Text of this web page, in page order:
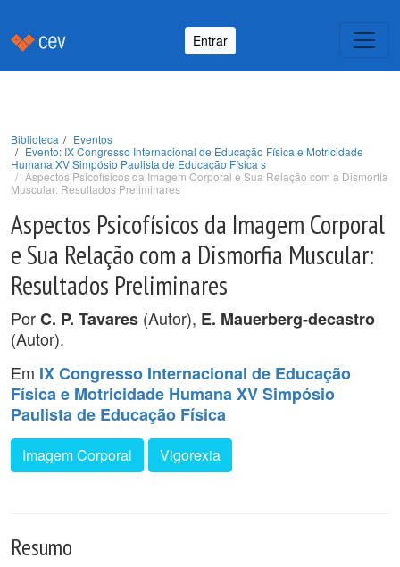
Entrar
Biblioteca
Eventos
Evento: IX Congresso Internacional de Educação Física e Motricidade
Humana XV Simpósio Paulista de Educação Física s
Aspectos Psicofísicos da Imagem Corporal e Sua Relação com a Dismorfia
Muscular: Resultados Preliminares
Aspectos Psicofísicos da Imagem Corporal
e Sua Relação com a Dismorfia Muscular:
Resultados Preliminares
PorC. P. Tavares (Autor), E. Mauerberg-decastro
(Autor).
Em IX Congresso Internacional de Educação
Física e Motricidade Humana XV Simpósio
Paulista de Educação Física
Imagem Corporal Vigorexia
Resumo